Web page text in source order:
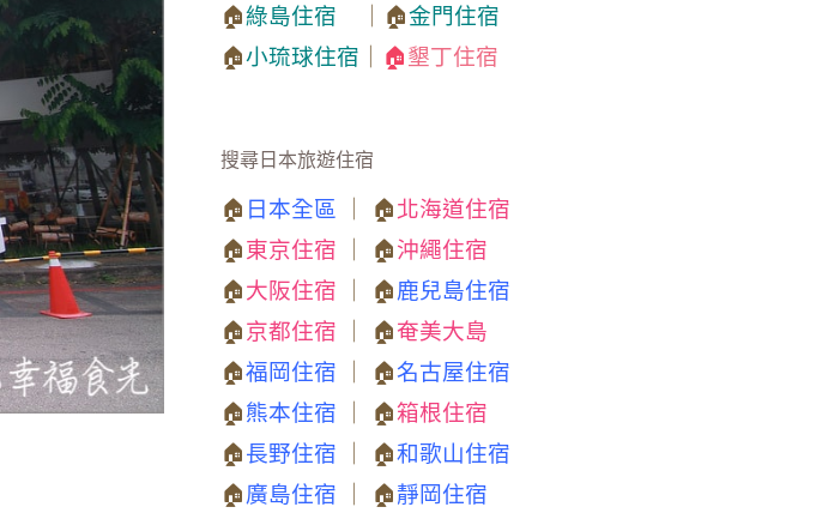
🏠綠島住宿 ｜🏠金門住宿
🏠小琉球住宿 🏠墾丁住宿
搜尋日本旅遊住宿
🏠 日本全區 ｜ 🏠北海道住宿
🏠東京住宿 ｜ 🏠沖繩住宿
🏠大阪住宿 ｜ 🏠鹿兒島住宿
🏠京都住宿 ｜ 🏠奄美大島
🏠福岡住宿 ｜ 🏠名古屋住宿
🏠熊本住宿 ｜ 🏠箱根住宿
🏠長野住宿 ｜ 🏠和歌山住宿
🏠廣島住宿 ｜ 🏠靜岡住宿